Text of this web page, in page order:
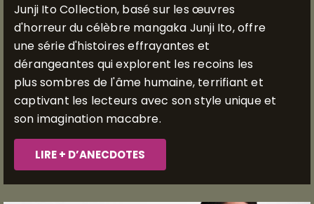
Junji Ito Collection, basé sur les œuvres
d'horreur du célèbre mangaka Junji Ito, offre
une série d'histoires effrayantes et
dérangeantes qui explorent les recoins les
plus sombres de l'âme humaine, terrifiant et
captivant les lecteurs avec son style unique et
son imagination macabre.
LIRE + D’ANECDOTES